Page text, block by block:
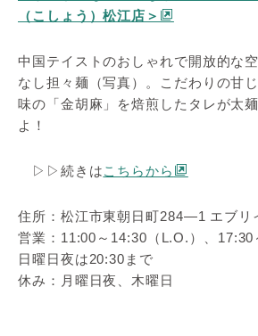
（こしょう）松江店＞
中国テイストのおしゃれで開放的な
なし担々麺（写真）。こだわりの甘
味の「金胡麻」を焙煎したタレが太
よ！
▷▷続きはこちらから
住所：松江市東朝日町284―1 エブリ
営業：11:00～14:30（L.O.）、17:30
日曜日夜は20:30まで
休み：月曜日夜、木曜日